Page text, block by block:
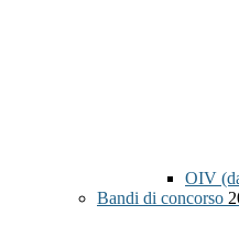
OIV
Bandi di concorso